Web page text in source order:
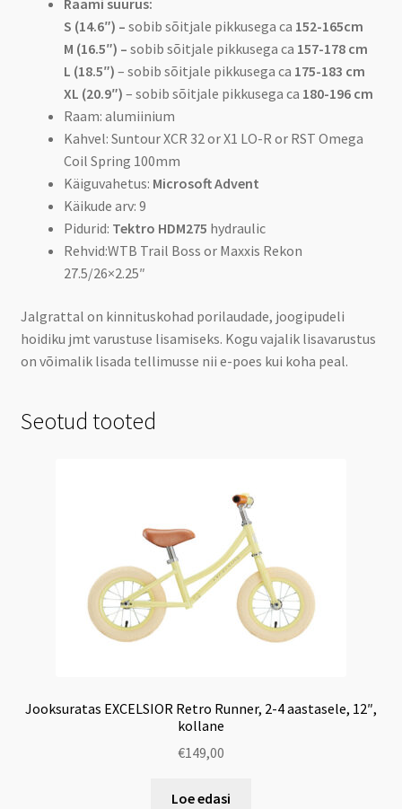
Raami suurus:
S (14.6″) – sobib sõitjale pikkusega ca 152-165cm
M (16.5″) – sobib sõitjale pikkusega ca 157-178 cm
L (18.5″) – sobib sõitjale pikkusega ca 175-183 cm
XL (20.9″) – sobib sõitjale pikkusega ca 180-196 cm
Raam: alumiinium
Kahvel: Suntour XCR 32 or X1 LO-R or RST Omega
Coil Spring 100mm
Käiguvahetus: Microsoft Advent
Käikude arv: 9
Pidurid: Tektro HDM275 hydraulic
Rehvid:WTB Trail Boss or Maxxis Rekon
27.5/26×2.25″
Jalgrattal on kinnituskohad porilaudade, joogipudeli
hoidiku jmt varustuse lisamiseks. Kogu vajalik lisavarustus
on võimalik lisada tellimusse nii e-poes kui koha peal.
Seotud tooted
Jooksuratas EXCELSIOR Retro Runner, 2-4 aastasele, 12″,
kollane
€149,00
Loe edasi